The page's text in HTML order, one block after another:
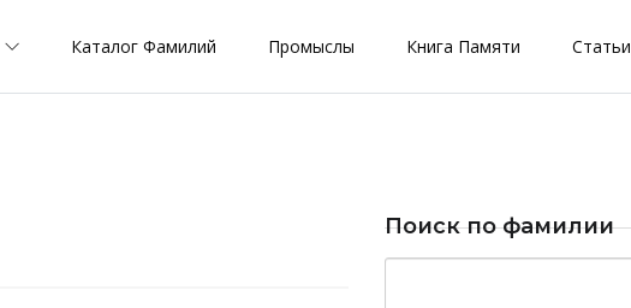
Каталог Фамилий Промыслы Книга Памяти Статьи
Поиск по фамилии